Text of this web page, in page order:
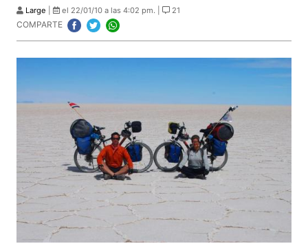
Large el 22/01/10 a las 4:02 pm. | 21
COMPARTE